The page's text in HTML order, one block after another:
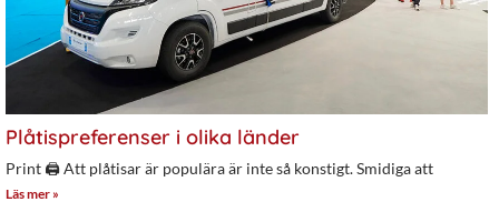
Plåtispreferenser i olika länder
Print 🖨 Att plåtisar är populära är inte så konstigt. Smidiga att
Läs mer »